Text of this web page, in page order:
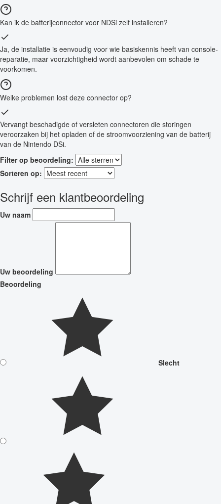
Kan ik de batterijconnector voor NDSi zelf installeren?
Ja, de installatie is eenvoudig voor wie basiskennis heeft van console-
reparatie, maar voorzichtigheid wordt aanbevolen om schade te
voorkomen.
Welke problemen lost deze connector op?
Vervangt beschadigde of versleten connectoren die storingen
veroorzaken bij het opladen of de stroomvoorziening van de batterij
van de Nintendo DSi.
Filter op beoordeling:
Sorteren op:
Schrijf een klantbeoordeling
Uw naam
Uw beoordeling
Beoordeling
Slecht